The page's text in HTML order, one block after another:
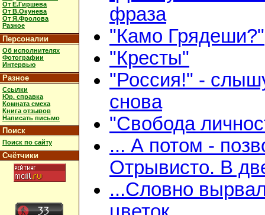
От Е.Гиршева
От В.Окунева
От Я.Фролова
Разное
Персоналии
Об исполнителях
Фотографии
Интервью
Разное
Ссылки
Юр. справка
Комната смеха
Книга отзывов
Написать письмо
Поиск
Поиск по сайту
Счётчики
фраза
"Камо Грядеши?"
"Кресты"
"Россия!" -
снова
"Свобода
... А потом -
Отрывисто. В
...Словно